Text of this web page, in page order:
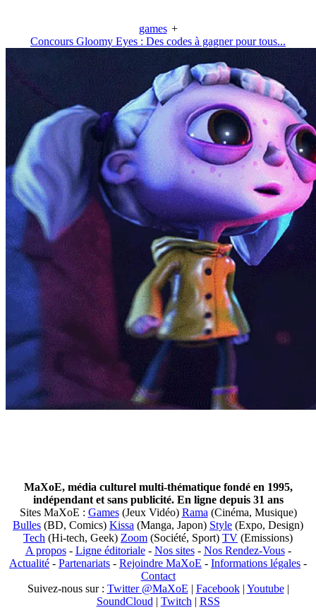
games +
Concours Gloomy Eyes : Des codes à gagner pour tous...
MaXoE, média culturel multi-thématique fondé en 1995,
indépendant et sans publicité. En ligne depuis 31 ans
Sites MaXoE : Games(Jeux Vidéo) Rama (Cinéma, Musique)
Bulles (BD, Comics) Kissa (Manga, Japon) Style (Expo, Design)
Tech (Hi-tech, Geek) Zoom (Société, Sport) TV (Emissions)
A propos- Ligne éditoriale- Nos sites- Nos Rendez-Vous-
Actualité - Partenariats - Rejoindre MaXoE - Informations légales -
Contact
Suivez-nous sur : Twitter @MaXoE | Facebook| Youtube|
SoundCloud | Twitch | RSS